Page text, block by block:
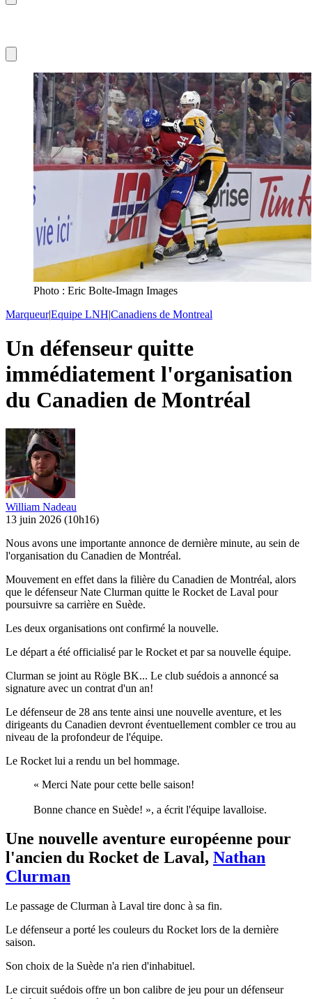
Photo : Eric Bolte-Imagn Images
Marqueur|Equipe LNH|Canadiens de Montreal
Un défenseur quitte
immédiatement l'organisation
du Canadien de Montréal
William Nadeau
13 juin 2026 (10h16)
Nous avons une importante annonce de dernière minute, au sein de
l'organisation du Canadien de Montréal.
Mouvement en effet dans la filière du Canadien de Montréal, alors
que le défenseur Nate Clurman quitte le Rocket de Laval pour
poursuivre sa carrière en Suède.
Les deux organisations ont confirmé la nouvelle.
Le départ a été officialisé par le Rocket et par sa nouvelle équipe.
Clurman se joint au Rögle BK... Le club suédois a annoncé sa
signature avec un contrat d'un an!
Le défenseur de 28 ans tente ainsi une nouvelle aventure, et les
dirigeants du Canadien devront éventuellement combler ce trou au
niveau de la profondeur de l'équipe.
Le Rocket lui a rendu un bel hommage.
« Merci Nate pour cette belle saison!
Bonne chance en Suède! », a écrit l'équipe lavalloise.
Une nouvelle aventure européenne pour
l'ancien du Rocket de Laval, Nathan
Clurman
Le passage de Clurman à Laval tire donc à sa fin.
Le défenseur a porté les couleurs du Rocket lors de la dernière
saison.
Son choix de la Suède n'a rien d'inhabituel.
Le circuit suédois offre un bon calibre de jeu pour un défenseur